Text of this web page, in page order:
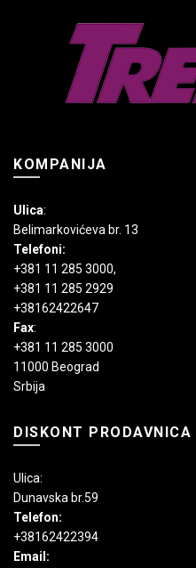
mogu
biti
izabrane
na
stranici
KOMPANIJA
Ulica:
Belimarkovićeva br. 13
Telefoni:
+381 11 285 3000,
+381 11 285 2929
+38162422647
Fax:
+381 11 285 3000
11000 Beograd
Srbija
DISKONT PRODAVNICA
Ulica:
Dunavska br.59
Telefon:
+38162422394
Email: